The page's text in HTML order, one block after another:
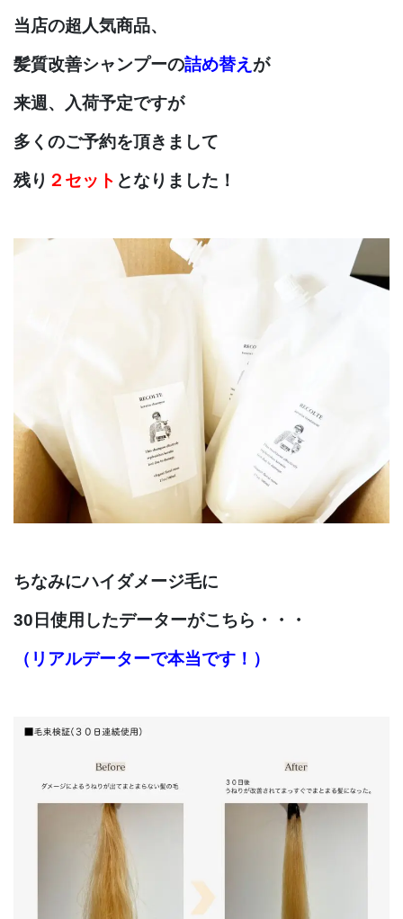
当店の超人気商品、
髪質改善シャンプーの詰め替え が
来週、入荷予定ですが
多くのご予約を頂きまして
残り ２セット となりました！
ちなみにハイダメージ毛に
30日使用したデーターがこちら・・・
（リアルデーターで本当です！）